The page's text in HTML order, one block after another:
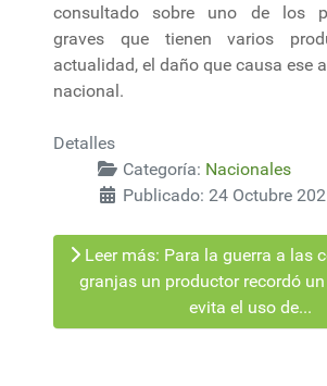
consultado sobre uno de los
graves que tienen varios
actualidad, el daño que causa ese
nacional.
Detalles
Categoría: Nacionales
Publicado: 24 Octubre
Leer más: Para la guerra a las
granjas un productor recordó
evita el uso de...